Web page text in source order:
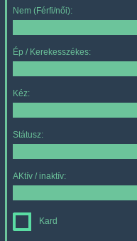
Nem (Férfi/női):
Ép / Kerekesszékes:
Kéz:
Státusz:
AKtív / inaktív:
Kard